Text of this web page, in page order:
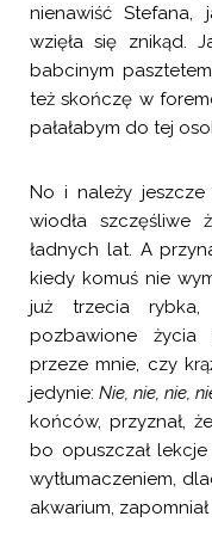
nienawiść
wzięła się znikąd.
babcinym
też skończę w
pałałabym do tej
No i należy
wiodła
ładnych lat. A
kiedy komuś nie
już trzecia
pozbawione
przeze mnie, czy
jedynie:Nie, nie, nie,
końców, przyznał,
bo opuszczał
wytłumaczeniem,
akwarium,